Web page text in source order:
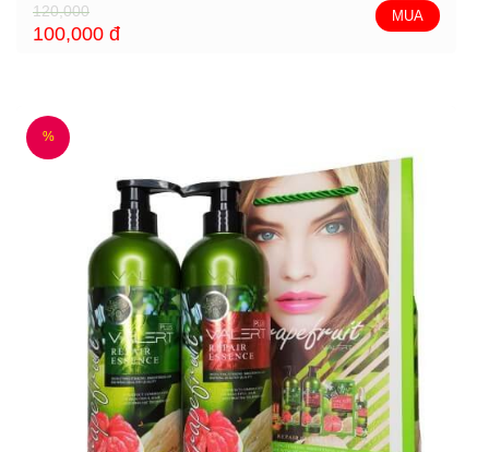
120,000
100,000 đ
MUA
%